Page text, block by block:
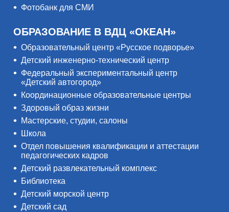
Фотобанк для СМИ
ОБРАЗОВАНИЕ В ВДЦ «ОКЕАН»
Образовательный центр «Русское подворье»
Детский инженерно-технический центр
Федеральный экспериментальный центр
«Детский автогород»
Координационные образовательные центры
Здоровый образ жизни
Мастерские, студии, салоны
Школа
Отдел повышения квалификации и аттестации
педагогических кадров
Детский развлекательный комплекс
Библиотека
Детский морской центр
Детский сад